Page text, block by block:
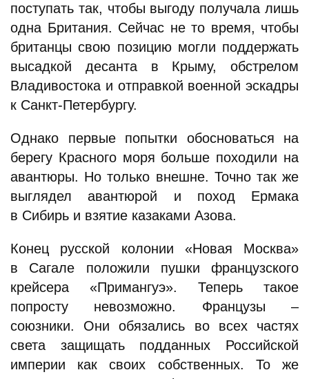
поступать так, чтобы выгоду получала лишь
одна Британия. Сейчас не то время, чтобы
британцы свою позицию могли поддержать
высадкой десанта в Крыму, обстрелом
Владивостока и отправкой военной эскадры
к Санкт-Петербургу.
Однако первые попытки обосноваться на
берегу Красного моря больше походили на
авантюры. Но только внешне. Точно так же
выглядел авантюрой и поход Ермака
в Сибирь и взятие казаками Азова.
Конец русской колонии «Новая Москва»
в Сагале положили пушки французского
крейсера «Примангуэ». Теперь такое
попросту невозможно. Французы –
союзники. Они обязались во всех частях
света защищать подданных Российской
империи как своих собственных. То же